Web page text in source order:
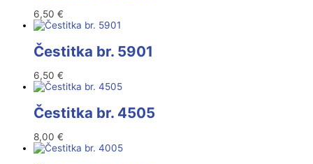
6,50 €
Čestitka br. 5901
6,50 €
Čestitka br. 4505
8,00 €